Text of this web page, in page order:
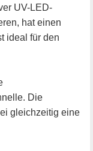
UV-LED-
hat einen
ideal für den
Die
gleichzeitig eine